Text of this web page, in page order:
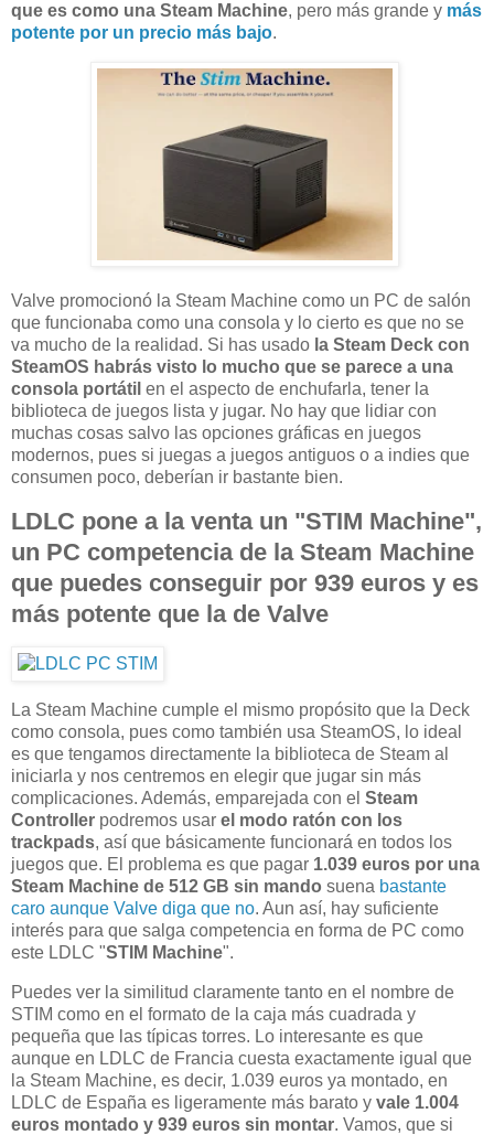
que es como una Steam Machine, pero más grande y más
potente por un precio más bajo.
Valve promocionó la Steam Machine como un PC de salón
que funcionaba como una consola y lo cierto es que no se
va mucho de la realidad. Si has usado la Steam Deck con
SteamOS habrás visto lo mucho que se parece a una
consola portátil en el aspecto de enchufarla, tener la
biblioteca de juegos lista y jugar. No hay que lidiar con
muchas cosas salvo las opciones gráficas en juegos
modernos, pues si juegas a juegos antiguos o a indies que
consumen poco, deberían ir bastante bien.
LDLC pone a la venta un "STIM Machine",
un PC competencia de la Steam Machine
que puedes conseguir por 939 euros y es
más potente que la de Valve
La Steam Machine cumple el mismo propósito que la Deck
como consola, pues como también usa SteamOS, lo ideal
es que tengamos directamente la biblioteca de Steam al
iniciarla y nos centremos en elegir que jugar sin más
complicaciones. Además, emparejada con el Steam
Controller podremos usar el modo ratón con los
trackpads, así que básicamente funcionará en todos los
juegos que. El problema es que pagar 1.039 euros por una
Steam Machine de 512 GB sin mando suena bastante
caro aunque Valve diga que no. Aun así, hay suficiente
interés para que salga competencia en forma de PC como
este LDLC "STIM Machine".
Puedes ver la similitud claramente tanto en el nombre de
STIM como en el formato de la caja más cuadrada y
pequeña que las típicas torres. Lo interesante es que
aunque en LDLC de Francia cuesta exactamente igual que
la Steam Machine, es decir, 1.039 euros ya montado, en
LDLC de España es ligeramente más barato y vale 1.004
euros montado y 939 euros sin montar. Vamos, que si